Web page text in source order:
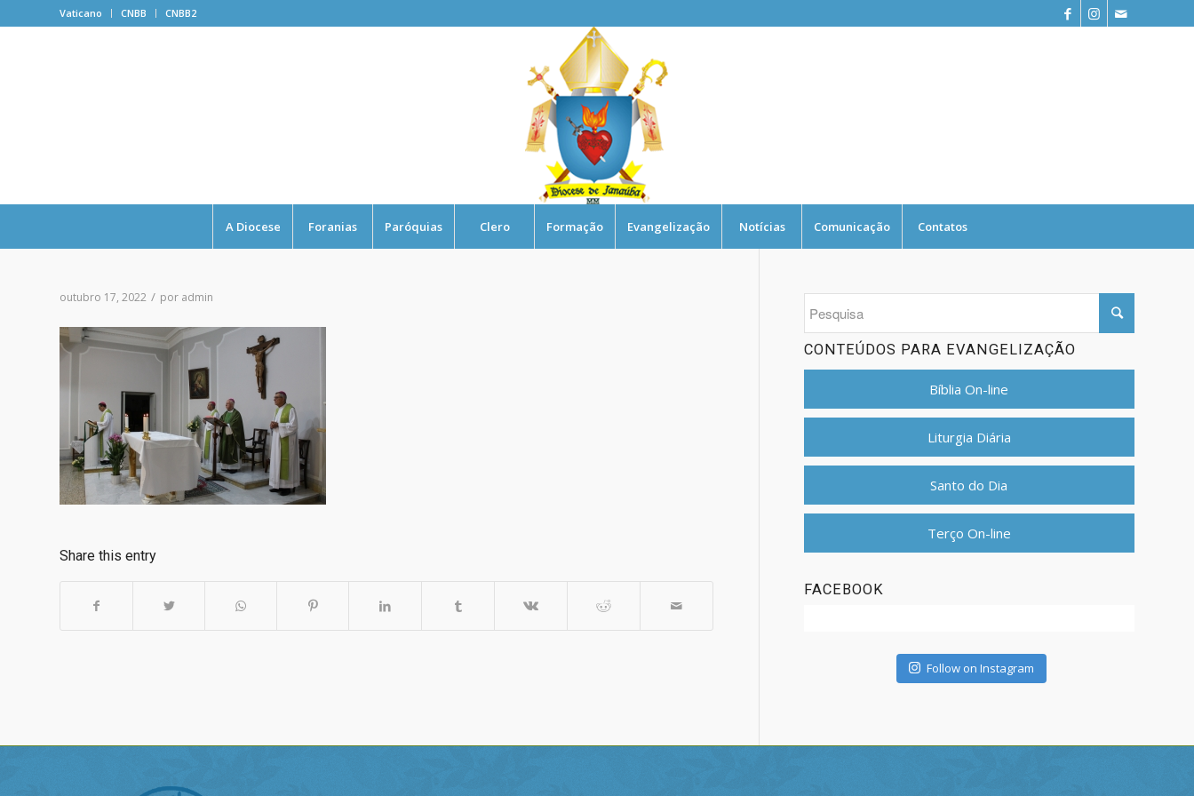
Vaticano CNBB CNBB2
A Diocese Foranias Paróquias Clero Formação Evangelização Notícias Comunicação Contatos
outubro 17, 2022 / por admin
Share this entry
CONTEÚDOS PARA EVANGELIZAÇÃO
Bíblia On-line
Liturgia Diária
Santo do Dia
Terço On-line
FACEBOOK
Follow on Instagram